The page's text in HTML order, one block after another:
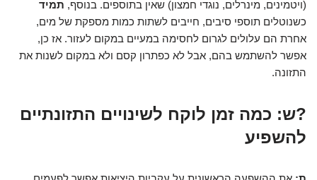
(ויטמינים, מינרלים, נוגדי חמצון) שאין בתוספים. בנוסף, תמיד
כשנוטלים תוספי סיבים, חייבים לשתות כמות מספקת של מים,
אחרת הם עלולים לגרום לחסימה במעיים במקום לעזור. אז כן,
אפשר להשתמש בהם, אבל לא כפתרון קסם ולא במקום לשנות את
התזונה.
?ש: כמה זמן לוקח לשינויים התזונתיים
להשפיע